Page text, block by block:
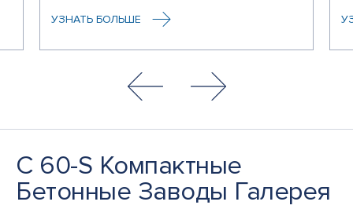
УЗНАТЬ БОЛЬШЕ
C 60-S Компактные
Бетонные Заводы Галерея